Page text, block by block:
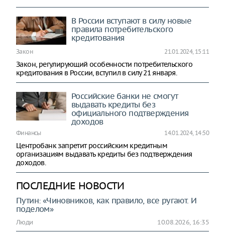
В России вступают в силу новые
правила потребительского
кредитования
Закон 21.01.2024, 15:11
Закон, регулирующий особенности потребительского
кредитования в России, вступил в силу 21 января.
Российские банки не смогут
выдавать кредиты без
официального подтверждения
доходов
Финансы 14.01.2024, 14:50
Центробанк запретит российским кредитным
организациям выдавать кредиты без подтверждения
доходов.
ПОСЛЕДНИЕ НОВОСТИ
Путин: «Чиновников, как правило, все ругают. И
поделом»
Люди 10.08.2026, 16:35